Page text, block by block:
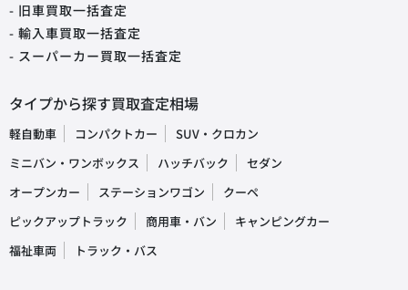
- 旧車買取一括査定
- 輸入車買取一括査定
- スーパーカー買取一括査定
タイプから探す買取査定相場
軽自動車 コンパクトカー
SUV・クロカン
ミニバン・ワンボックス
ハッチバック
セダン
オープンカー
ステーションワゴン
クーペ
ピックアップトラック
商用車・バン
キャンピングカー
福祉車両
トラック・バス